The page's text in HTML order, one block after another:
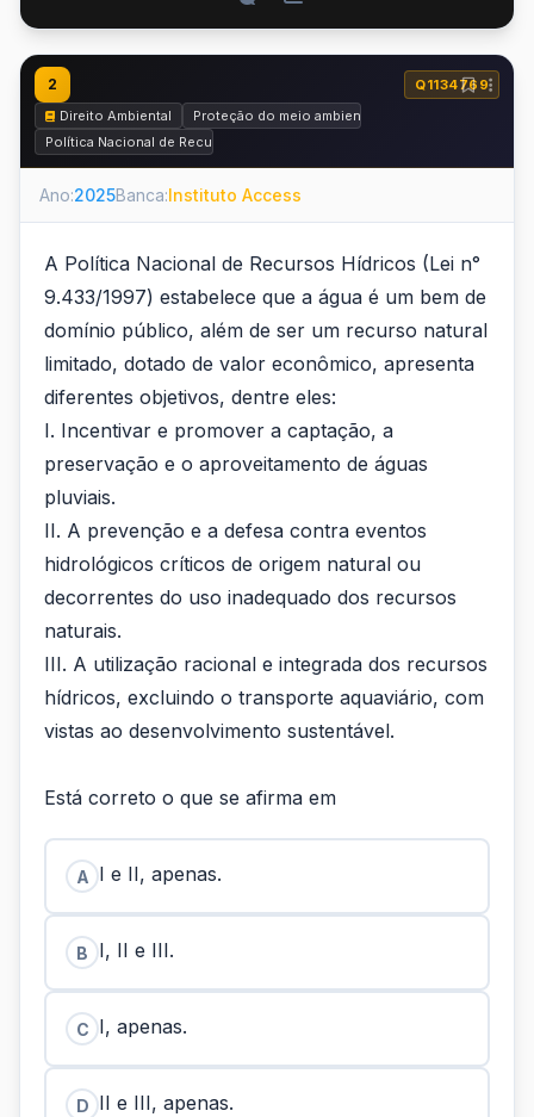
2
Q1134769
Direito Ambiental
Proteção do meio ambiente em normas
Política Nacional de Recursos Hídricos – Lei nº 9.433 de 1997
Ano:2025Banca:Instituto Access
A Política Nacional de Recursos Hídricos (Lei n°
9.433/1997) estabelece que a água é um bem de
domínio público, além de ser um recurso natural
limitado, dotado de valor econômico, apresenta
diferentes objetivos, dentre eles:
I. Incentivar e promover a captação, a
preservação e o aproveitamento de águas
pluviais.
II. A prevenção e a defesa contra eventos
hidrológicos críticos de origem natural ou
decorrentes do uso inadequado dos recursos
naturais.
III. A utilização racional e integrada dos recursos
hídricos, excluindo o transporte aquaviário, com
vistas ao desenvolvimento sustentável.
Está correto o que se afirma em
A I e II, apenas.
B I, II e III.
C I, apenas.
D II e III, apenas.